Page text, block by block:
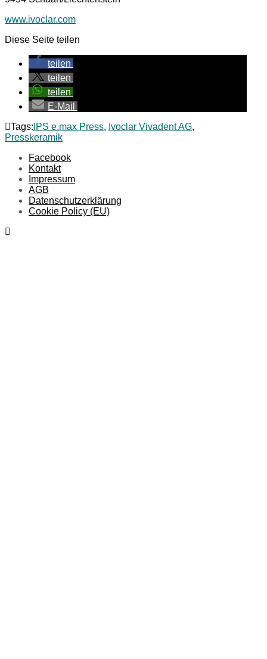
www.ivoclar.com
Diese Seite teilen
teilen
teilen
teilen
E-Mail
Tags: IPS e.max Press, Ivoclar Vivadent AG,
Presskeramik
Facebook
Kontakt
Impressum
AGB
Datenschutzerklärung
Cookie Policy (EU)